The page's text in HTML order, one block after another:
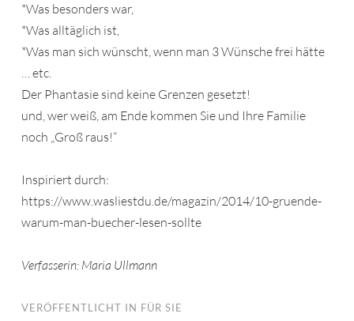
*Was besonders war,
*Was alltäglich ist,
*Was man sich wünscht, wenn man 3 Wünsche frei hätte
… etc.
Der Phantasie sind keine Grenzen gesetzt!
und, wer weiß, am Ende kommen Sie und Ihre Familie
noch „Groß raus!“
Inspiriert durch:
https://www.wasliestdu.de/magazin/2014/10-gruende-
warum-man-buecher-lesen-sollte
Verfasserin: Maria Ullmann
VERÖFFENTLICHT IN FÜR SIE